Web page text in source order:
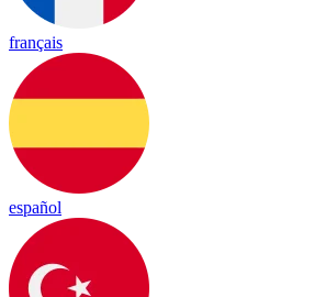
français
español